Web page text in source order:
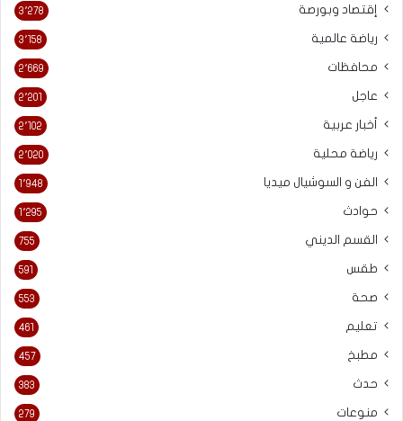
إقتصاد وبورصة 3٬278
رياضة عالمية 3٬158
محافظات 2٬669
عاجل 2٬201
أخبار عربية 2٬102
رياضة محلية 2٬020
الفن و السوشيال ميديا 1٬948
حوادث 1٬295
القسم الديني 755
طقس 591
صحة 553
تعليم 461
مطبخ 457
حدث 383
منوعات 279